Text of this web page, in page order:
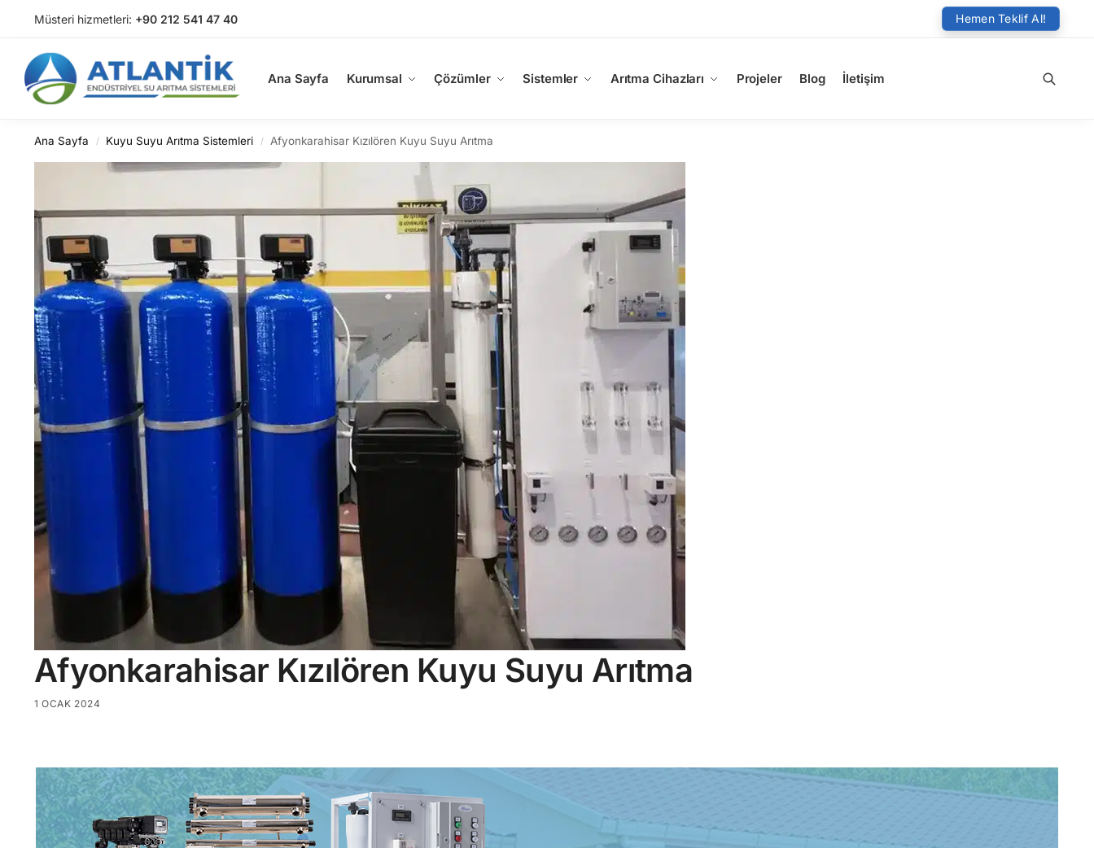
Müsteri hizmetleri: +90 212 541 47 40 Hemen Teklif Al!
Ana Sayfa Kurumsal Çözümler Sistemler Arıtma Cihazları Projeler Blog İletişim
Arama
Ara
Ana Sayfa / Kuyu Suyu Arıtma Sistemleri / Afyonkarahisar Kızılören Kuyu Suyu Arıtma
Afyonkarahisar Kızılören Kuyu Suyu Arıtma
1 OCAK 2024